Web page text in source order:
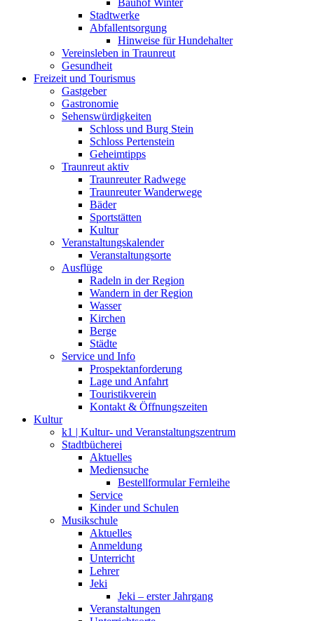
Bauhof Winter
Stadtwerke
Abfallentsorgung
Hinweise für Hundehalter
Vereinsleben in Traunreut
Gesundheit
Freizeit und Tourismus
Gastgeber
Gastronomie
Sehenswürdigkeiten
Schloss und Burg Stein
Schloss Pertenstein
Geheimtipps
Traunreut aktiv
Traunreuter Radwege
Traunreuter Wanderwege
Bäder
Sportstätten
Kultur
Veranstaltungskalender
Veranstaltungsorte
Ausflüge
Radeln in der Region
Wandern in der Region
Wasser
Kirchen
Berge
Städte
Service und Info
Prospektanforderung
Lage und Anfahrt
Touristikverein
Kontakt & Öffnungszeiten
Kultur
k1 | Kultur- und Veranstaltungszentrum
Stadtbücherei
Aktuelles
Mediensuche
Bestellformular Fernleihe
Service
Kinder und Schulen
Musikschule
Aktuelles
Anmeldung
Unterricht
Lehrer
Jeki
Jeki – erster Jahrgang
Veranstaltungen